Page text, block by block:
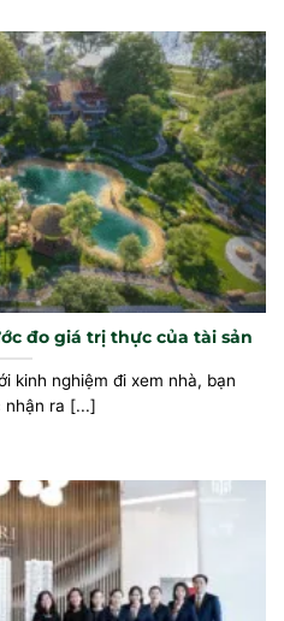
đo giá trị thực của tài sản
kinh nghiệm đi xem nhà, bạn
nhận ra [...]